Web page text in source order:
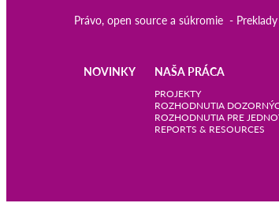
Právo, open source a súkromie Preklady
navigation
NOVINKY NAŠA PRÁCA
PROJEKTY
ROZHODNUTIA
ROZHODNUTIA PRE
REPORTS & RESOURCES